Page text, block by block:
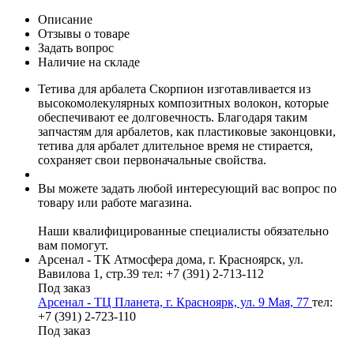
Описание
Отзывы о товаре
Задать вопрос
Наличие на складе
Тетива для арбалета Скорпион изготавливается из
высокомолекулярных композитных волокон, которые
обеспечивают ее долговечность. Благодаря таким
запчастям для арбалетов, как пластиковые законцовки,
тетива для арбалет длительное время не стирается,
сохраняет свои первоначальные свойства.
Вы можете задать любой интересующий вас вопрос по
товару или работе магазина.
Наши квалифицированные специалисты обязательно
вам помогут.
Арсенал - ТК Атмосфера дома, г. Красноярск, ул.
Вавилова 1, стр.39 тел: +7 (391) 2-713-112
Под заказ
Арсенал - ТЦ Планета, г. Красноярк, ул. 9 Мая, 77 тел:
+7 (391) 2-723-110
Под заказ